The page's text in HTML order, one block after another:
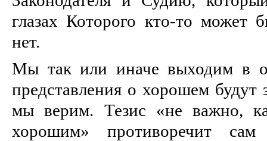
глазах Которого кто-то может
нет.
Мы так или иначе выходим в
представления о хорошем будут
мы верим. Тезис «не важно,
хорошим» противоречит